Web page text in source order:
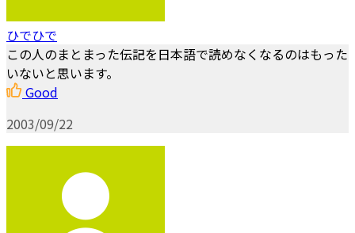
ひでひで
この人のまとまった伝記を日本語で読めなくなるのはもった
いないと思います。
Good
2003/09/22